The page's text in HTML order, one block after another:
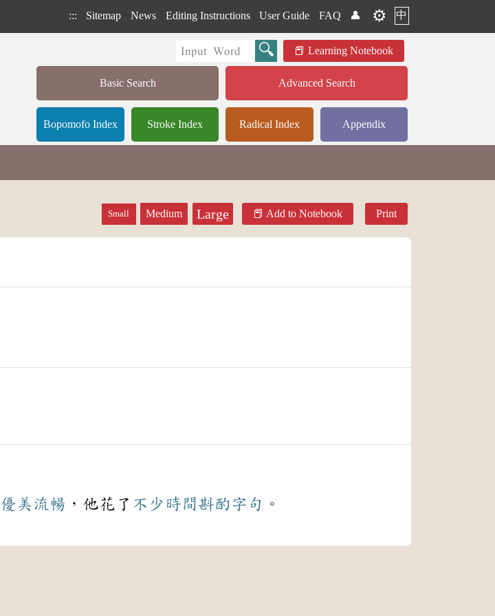
::: Sitemap News Editing Instructions User Guide FAQ 👤 ⚙️ 中
Learning Notebook
Basic Search Advanced Search
Bopomofo Index Stroke Index Radical Index Appendix
Small Medium Large Add to Notebook Print
優美流暢 ，他花了 不少 時間斟酌字句 。